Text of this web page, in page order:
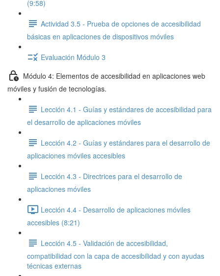
(9:58)
Actividad 3.5 - Prueba de opciones de accesibilidad
básicas en aplicaciones de dispositivos móviles
Evaluación Módulo 3
Módulo 4: Elementos de accesibilidad en aplicaciones web
móviles y fusión de tecnologías.
Lección 4.1 - Guías y estándares de accesibilidad para
el desarrollo de aplicaciones móviles
Lección 4.2 - Guías y estándares para el desarrollo de
aplicaciones móviles accesibles
Lección 4.3 - Directrices para el desarrollo de
aplicaciones móviles
Lección 4.4 - Desarrollo de aplicaciones móviles
accesibles (8:21)
Lección 4.5 - Validación de accesibilidad,
compatibilidad con la capa de accesibilidad y con ayudas
técnicas externas